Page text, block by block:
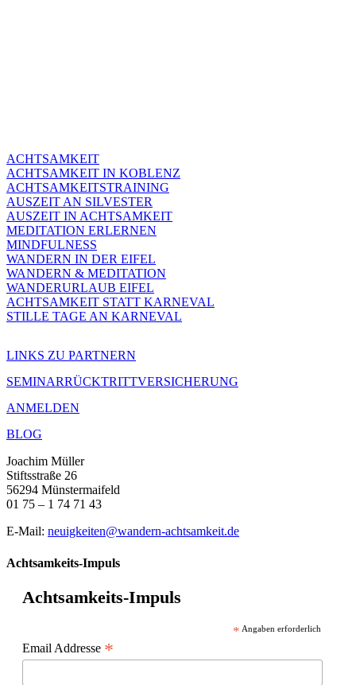
ACHTSAMKEIT
ACHTSAMKEIT IN KOBLENZ
ACHTSAMKEITSTRAINING
AUSZEIT AN SILVESTER
AUSZEIT IN ACHTSAMKEIT
MEDITATION ERLERNEN
MINDFULNESS
WANDERN IN DER EIFEL
WANDERN & MEDITATION
WANDERURLAUB EIFEL
ACHTSAMKEIT STATT KARNEVAL
STILLE TAGE AN KARNEVAL
LINKS ZU PARTNERN
SEMINARRÜCKTRITTVERSICHERUNG
ANMELDEN
BLOG
Joachim Müller
Stiftsstraße 26
56294 Münstermaifeld
01 75 – 1 74 71 43
E-Mail: neuigkeiten@wandern-achtsamkeit.de
Achtsamkeits-Impuls
Achtsamkeits-Impuls
* Angaben erforderlich
Email Addresse *